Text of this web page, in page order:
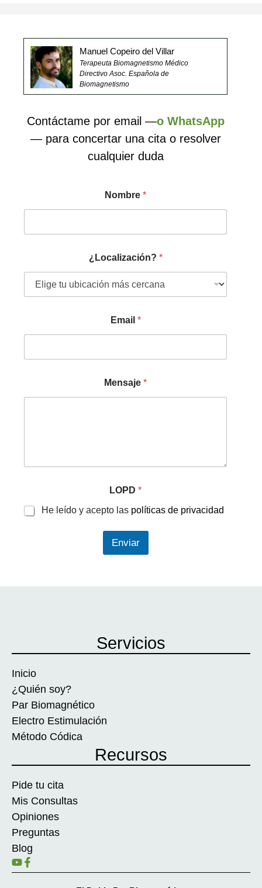
Manuel Copeiro del Villar
Terapeuta Biomagnetismo Médico
Directivo Asoc. Española de
Biomagnetismo
Contáctame por email —o WhatsApp
— para concertar una cita o resolver
cualquier duda
Nombre*
¿Localización? *
Email *
Mensaje*
LOPD*
He leído y acepto las políticas de privacidad
Enviar
Servicios
Inicio
¿Quién soy?
Par Biomagnético
Electro Estimulación
Método Códica
Recursos
Pide tu cita
Mis Consultas
Opiniones
Preguntas
Blog